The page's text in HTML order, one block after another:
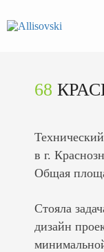
68
в г.
Общая
Стояла
дизайн